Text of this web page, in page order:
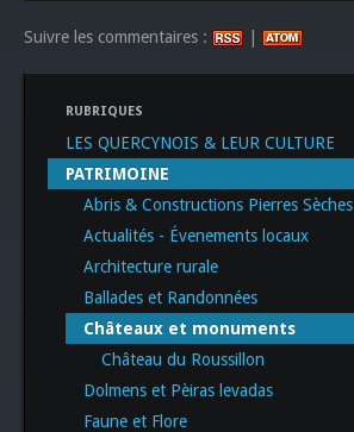
Suivre les commentaires : |
RUBRIQUES
LES QUERCYNOIS & LEUR CULTURE
PATRIMOINE
Abris & Constructions Pierres Sèches
Actualités - Évenements locaux
Architecture rurale
Ballades et Randonnées
Châteaux et monuments
Château du Roussillon
Dolmens et Pèiras levadas
Faune et Flore